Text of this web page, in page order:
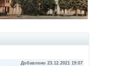
Добавлено 23.12.2021 19:07